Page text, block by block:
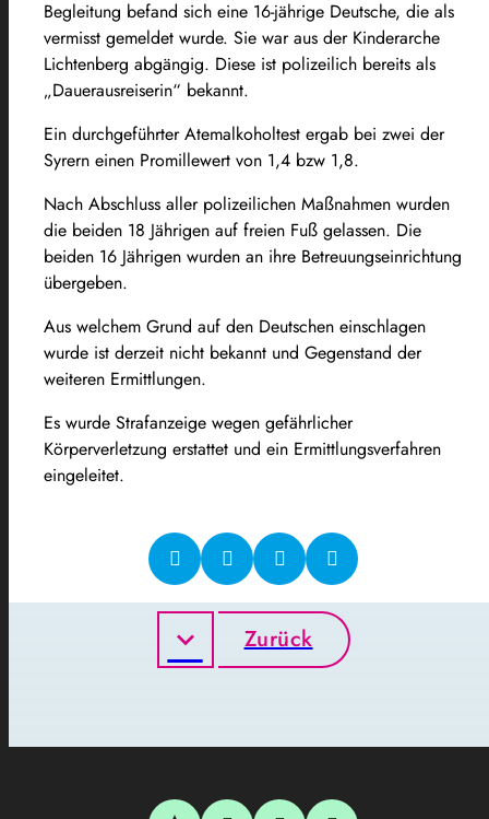
Begleitung befand sich eine 16-jährige Deutsche, die als
vermisst gemeldet wurde. Sie war aus der Kinderarche
Lichtenberg abgängig. Diese ist polizeilich bereits als
„Dauerausreiserin“ bekannt.
Ein durchgeführter Atemalkoholtest ergab bei zwei der
Syrern einen Promillewert von 1,4 bzw 1,8.
Nach Abschluss aller polizeilichen Maßnahmen wurden
die beiden 18 Jährigen auf freien Fuß gelassen. Die
beiden 16 Jährigen wurden an ihre Betreuungseinrichtung
übergeben.
Aus welchem Grund auf den Deutschen einschlagen
wurde ist derzeit nicht bekannt und Gegenstand der
weiteren Ermittlungen.
Es wurde Strafanzeige wegen gefährlicher
Körperverletzung erstattet und ein Ermittlungsverfahren
eingeleitet.
Zurück